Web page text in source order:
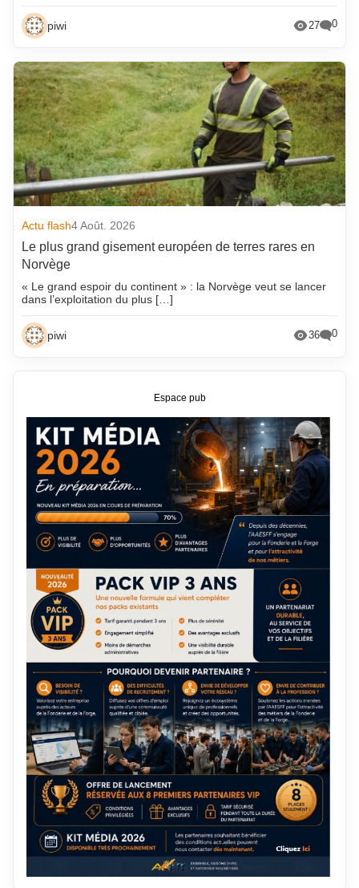
piwi 27 0
Actu flash4 Août. 2026
Le plus grand gisement européen de terres rares en
Norvège
« Le grand espoir du continent » : la Norvège veut se lancer
dans l’exploitation du plus […]
piwi 36 0
Espace pub